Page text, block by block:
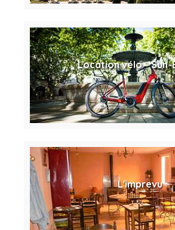
Location vélo - Sun-
L'imprevu